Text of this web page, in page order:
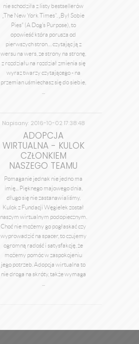
nie schodziła z listy bestsellerów
„The New York Times”. „Był Sobie
Pies” (A Dog’s Purpose), to
opowieść która porusza od
pierwszych stron… czytając ją z
wersu na wers, ze strony na stronę,
z rozdziału na rozdział zmienia się
wyraz twarzy czytającego - na
przemian uśmiechasz się do siebie,
Napisany: 2016-10-02 17:38:48
przez admin
ADOPCJA
WIRTUALNA - KULOK
CZŁONKIEM
NASZEGO TEAMU
Pomaganie jednak nie jedno ma
imię... Pięknego majowego dnia,
długo się nie zastanawialiśmy,
Kulok z Fundacji Węgielek został
naszym wirtualnym podopiecznym.
Choć nie możemy go pogłaskać czy
wyprowadzić na spacer, to czujemy
ogromną radość i satysfakcję, że
możemy pomóc w zaspokojeniu
jego potrzeb. Adopcja wirtualna to
nie droga na skróty, także wymaga